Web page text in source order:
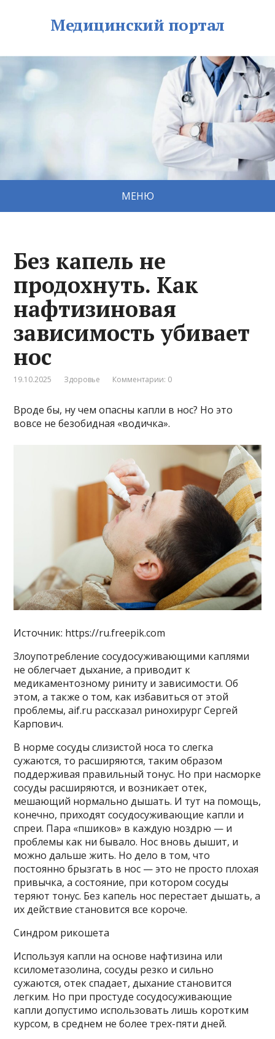
Медицинский портал
МЕНЮ
Без капель не
продохнуть. Как
нафтизиновая
зависимость убивает
нос
19.10.2025 Здоровье Комментарии: 0
Вроде бы, ну чем опасны капли в нос? Но это
вовсе не безобидная «водичка».
Источник: https://ru.freepik.com
Злоупотребление сосудосуживающими каплями
не облегчает дыхание, а приводит к
медикаментозному риниту и зависимости. Об
этом, а также о том, как избавиться от этой
проблемы, aif.ru рассказал ринохирург Сергей
Карпович.
В норме сосуды слизистой носа то слегка
сужаются, то расширяются, таким образом
поддерживая правильный тонус. Но при насморке
сосуды расширяются, и возникает отек,
мешающий нормально дышать. И тут на помощь,
конечно, приходят сосудосуживающие капли и
спреи. Пара «пшиков» в каждую ноздрю — и
проблемы как ни бывало. Нос вновь дышит, и
можно дальше жить. Но дело в том, что
постоянно брызгать в нос — это не просто плохая
привычка, а состояние, при котором сосуды
теряют тонус. Без капель нос перестает дышать, а
их действие становится все короче.
Синдром рикошета
Используя капли на основе нафтизина или
ксилометазолина, сосуды резко и сильно
сужаются, отек спадает, дыхание становится
легким. Но при простуде сосудосуживающие
капли допустимо использовать лишь коротким
курсом, в среднем не более трех-пяти дней.